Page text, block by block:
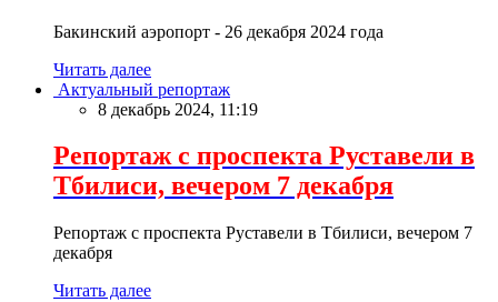
Бакинский аэропорт - 26 декабря 2024 года
Читать далее
Актуальный репортаж
8 декабрь 2024, 11:19
Репортаж с проспекта Руставели в
Тбилиси, вечером 7 декабря
Репортаж с проспекта Руставели в Тбилиси, вечером 7
декабря
Читать далее